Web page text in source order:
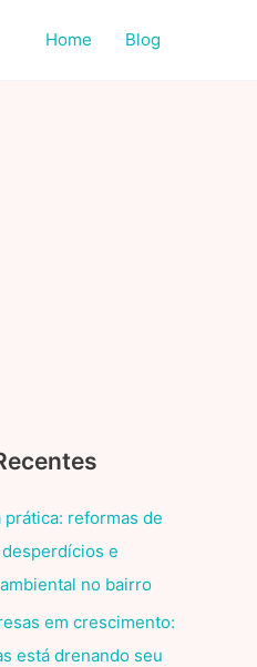
Home Blog
prática: reformas de
e
no bairro
em crescimento:
está drenando seu